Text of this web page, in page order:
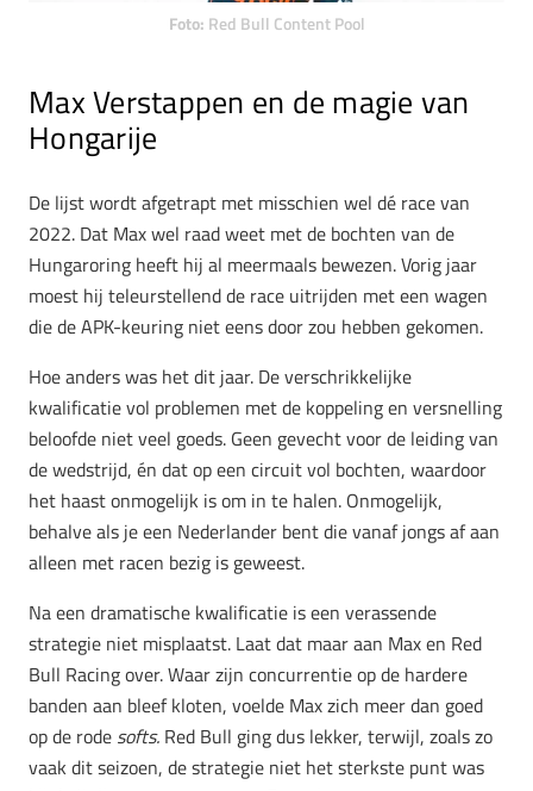
Foto: Red Bull Content Pool
Max Verstappen en de magie van
Hongarije
De lijst wordt afgetrapt met misschien wel dé race van
2022. Dat Max wel raad weet met de bochten van de
Hungaroring heeft hij al meermaals bewezen. Vorig jaar
moest hij teleurstellend de race uitrijden met een wagen
die de APK-keuring niet eens door zou hebben gekomen.
Hoe anders was het dit jaar. De verschrikkelijke
kwalificatie vol problemen met de koppeling en versnelling
beloofde niet veel goeds. Geen gevecht voor de leiding van
de wedstrijd, én dat op een circuit vol bochten, waardoor
het haast onmogelijk is om in te halen. Onmogelijk,
behalve als je een Nederlander bent die vanaf jongs af aan
alleen met racen bezig is geweest.
Na een dramatische kwalificatie is een verassende
strategie niet misplaatst. Laat dat maar aan Max en Red
Bull Racing over. Waar zijn concurrentie op de hardere
banden aan bleef kloten, voelde Max zich meer dan goed
op de rode softs. Red Bull ging dus lekker, terwijl, zoals zo
vaak dit seizoen, de strategie niet het sterkste punt was